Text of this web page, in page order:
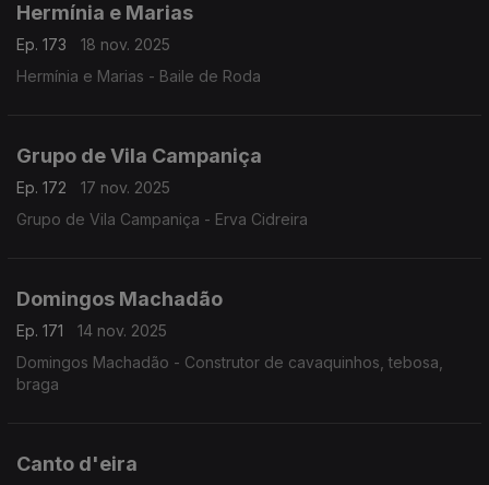
Hermínia e Marias
Ep. 173
18 nov. 2025
Hermínia e Marias - Baile de Roda
Grupo de Vila Campaniça
Ep. 172
17 nov. 2025
Grupo de Vila Campaniça - Erva Cidreira
Domingos Machadão
Ep. 171
14 nov. 2025
Domingos Machadão - Construtor de cavaquinhos, tebosa,
braga
Canto d'eira